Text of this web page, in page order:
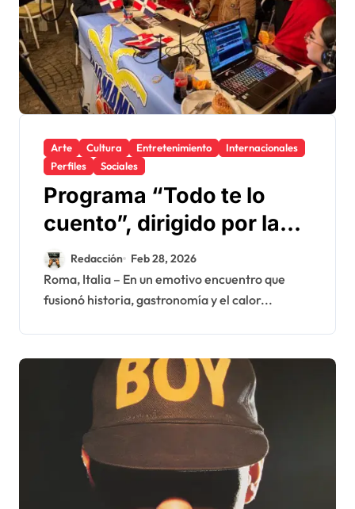
Arte Cultura Entretenimiento
Internacionales
Perfiles
Sociales
Programa “Todo te lo
cuento”, dirigido por la
comunicadora Stephanie
Barry, celebró
aniversario de la
Independencia Nacional
Dominicana en Italia
Redacción Feb 28, 2026
Roma, Italia – En un emotivo encuentro que
fusionó historia, gastronomía y el calor...